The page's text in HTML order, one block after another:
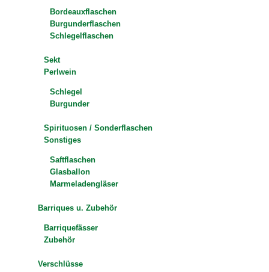
Bordeauxflaschen
Burgunderflaschen
Schlegelflaschen
Sekt
Perlwein
Schlegel
Burgunder
Spirituosen / Sonderflaschen
Sonstiges
Saftflaschen
Glasballon
Marmeladengläser
Barriques u. Zubehör
Barriquefässer
Zubehör
Verschlüsse